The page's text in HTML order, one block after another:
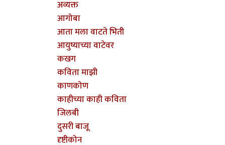
अव्यक्त
आगोबा
आता मला वाटते भिती
आयुष्याच्या वाटेवर
कखग
कविता माझी
काणकोण
काहीच्या काही कविता
जिलबी
दुसरी बाजू
दृष्टीकोन